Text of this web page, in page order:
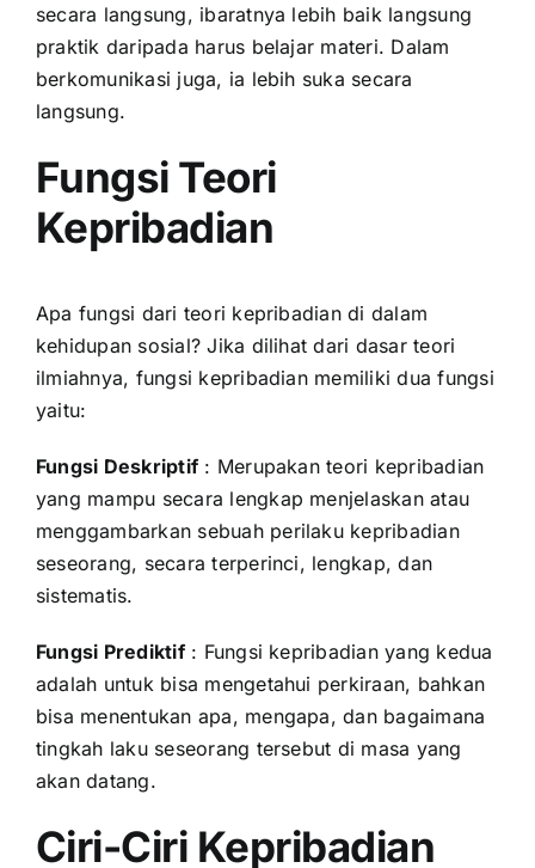
secara langsung, ibaratnya lebih baik langsung
praktik daripada harus belajar materi. Dalam
berkomunikasi juga, ia lebih suka secara
langsung.
Fungsi Teori
Kepribadian
Apa fungsi dari teori kepribadian di dalam
kehidupan sosial? Jika dilihat dari dasar teori
ilmiahnya, fungsi kepribadian memiliki dua fungsi
yaitu:
Fungsi Deskriptif: Merupakan teori kepribadian
yang mampu secara lengkap menjelaskan atau
menggambarkan sebuah perilaku kepribadian
seseorang, secara terperinci, lengkap, dan
sistematis.
Fungsi Prediktif: Fungsi kepribadian yang kedua
adalah untuk bisa mengetahui perkiraan, bahkan
bisa menentukan apa, mengapa, dan bagaimana
tingkah laku seseorang tersebut di masa yang
akan datang.
Ciri-Ciri Kepribadian